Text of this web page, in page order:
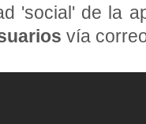
'social' de la
vía